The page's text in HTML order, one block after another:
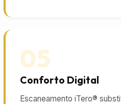
05
Conforto Digital
Escaneamento iTero®